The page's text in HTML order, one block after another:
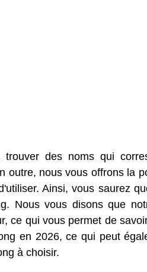
des noms qui
outre, nous vous offrons la
Ainsi, vous saurez
Nous vous disons que
ce qui vous permet de
en 2026, ce qui peut
à choisir.